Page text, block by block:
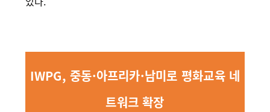
IWPG, 중동·아프리카·남미로 평화교육 네
트워크 확장